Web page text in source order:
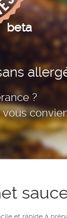
beta
?